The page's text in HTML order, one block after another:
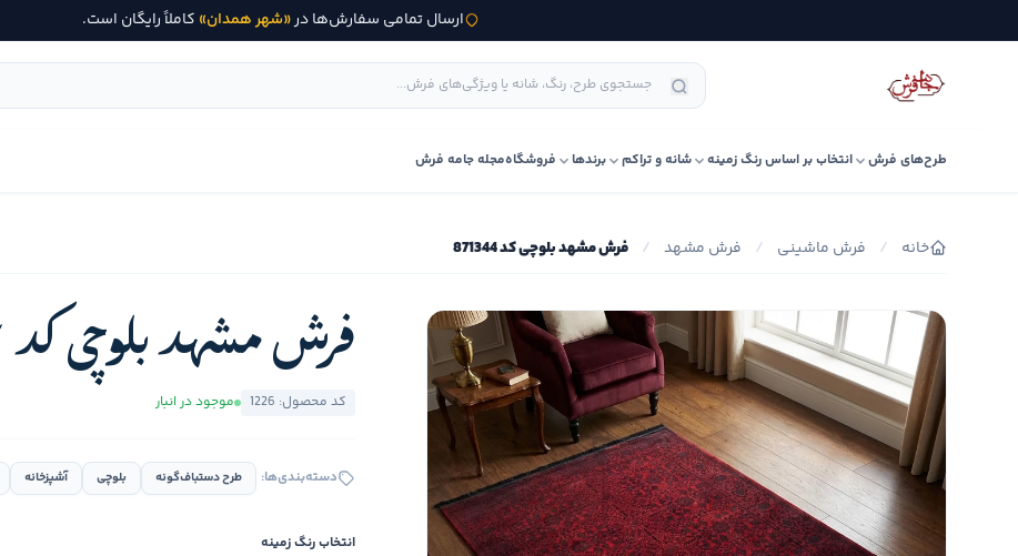
ارسال تمامی سفارش‌ها در«شهر همدان» کاملاً رایگان است.
طرح‌های فرش انتخاب بر اساس رنگ زمینه شانه و تراکم برندها فروشگاهمجله جامه فرش
خانه / فرش ماشینی / فرش مشهد / فرش مشهد بلوچی کد 871344
فرش مشهد بلوچی کد 871344
کد محصول: 1226 موجود در انبار
دسته‌بندی‌ها: طرح دستباف‌گونه بلوچی آشپزخانه
انتخاب رنگ زمینه